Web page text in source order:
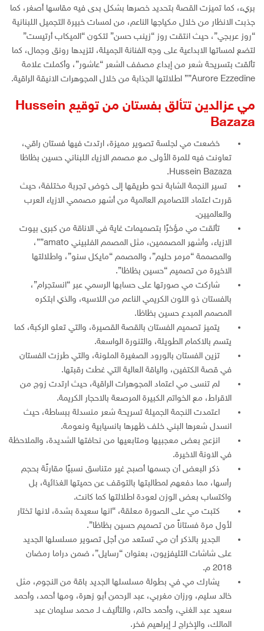
بريء، كما تميزت القصة بتحديد خصرها بشكل بدى فيه مقاسها أصغر، كما
جذبت الانظار من خلال مكياجها الناعم، من لمسات خبيرة التجميل اللبنانية
“روز عربجي”، حيث انتقت روز “زينب حسن” لتكون “الميكاب أرتيست”
لتضع لمساتها الابداعية على وجه الفنانة الجميلة، لتزيدها رونق وجمال، كما
تألقت بتسريحة شعر من إبداع مصفف الشعر “عاشور”، وأكملت علامة
Aurore Ezzedine”” اطلالتها الجذابة من خلال المجوهرات الانيقة الراقية.
مي عزالدين تتألق بفستان من توقيع Hussein
Bazaza
خضعت مي لجلسة تصوير مميزة، ارتدت فيها فستان راقي،
تعاونت فيه للمرة الأولى مع مصمم الازياء اللبناني حسين بظاظا
Hussein Bazaza.
تسير النجمة الشابة نحو طريقها إلى خوض تجربة مختلفة، حيث
قررت اعتماد التصاميم العالمية من أشهر مصممي الازياء العرب
والعالميين.
تألقت مي مؤخرًا بتصميمات غاية في الاناقة من كبرى بيوت
الازياء، وأشهر المصممين، مثل المصمم الفلبيني amato””،
والمصممة “مرمر حليم”، والمصمم “مايكل سنو”، واطلالتها
الاخيرة من تصميم “حسين بظاظا”.
شاركت مي صورتها على حسابها الرسمي عبر “انستجرام”،
بالفستان ذو اللون الكريمي الناعم من اللاسيه، والذي ابتكره
المصمم المبدع حسين بظاظا.
يتميز تصميم الفستان بالقصة القصيرة، والتي تعلو الركبة، كما
يتسم بالاكمام الطويلة، والتنورة الواسعة.
تزين الفستان بالورود الصغيرة الملونة، والتي طرزت الفستان
في قصة الكتفين، والياقة العالية التي غطت رقبتها.
لم تنسى مي اعتماد المجوهرات الراقية، حيث ارتدت زوج من
الاقراط، مع الخواتم الكبيرة المرصعة بالاحجار الكريمة.
اعتمدت النجمة الجميلة تسريحة شعر منسدلة ببساطة، حيث
انسدل شعرها البني خلف ظهرها بانسيابية ونعومة.
انزعج بعض معجبيها ومتابعيها من نحافتها الشديدة، والملاحظة
في الاونة الاخيرة.
ذكر البعض أن جسمها أصبح غير متناسق نسبيًا مقارنًة بحجم
رأسها، مما دفعهم لمطالبتها بالتوقف عن حميتها الغذائية، بل
واكتساب بعض الوزن لعودة اطلالتها كما كانت.
كتبت مي على الصورة معلقة، “انها سعيدة بشدة، لانها تختار
لأول مرة فستاناً من تصميم حسين بظاظا”.
الجدير بالذكر أن مي تستعد من أجل تصوير مسلسلها الجديد
على شاشات التليفزيون، بعنوان “رسايل”، ضمن دراما رمضان
2018 م.
يشارك مي في بطولة مسلسلها الجديد باقة من النجوم، مثل
خالد سليم، ورزان مغربي، عبد الرحمن أبو زهرة، ومها أحمد، وأحمد
سعيد عبد الغني، وأحمد حاتم، والتأليف لـ محمد سليمان عبد
المالك، والإخراج لـ إبراهيم فخر.